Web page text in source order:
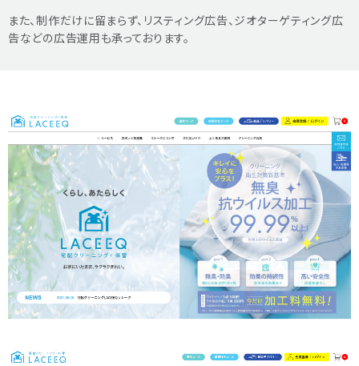
また、制作だけに留まらず、リスティング広告、ジオターゲティング広
告などの広告運用も承っております。